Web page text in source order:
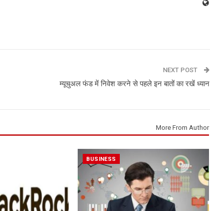
NEXT POST
म्यूचुअल फंड में निवेश करने से पहले इन बातों का रखें ध्यान
More From Author
BUSINESS